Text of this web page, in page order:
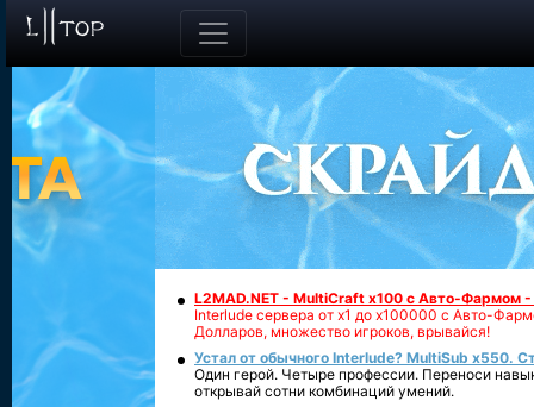
L2MAD.NET - MultiCraft x100 с Авто-Фармом
Interlude сервера от х1 до х100000 с Авто-
Долларов, множество игроков, врывайся!
Устал от обычного Interlude? MultiSub x550.
Один герой. Четыре профессии. Переноси
открывай сотни комбинаций умений.